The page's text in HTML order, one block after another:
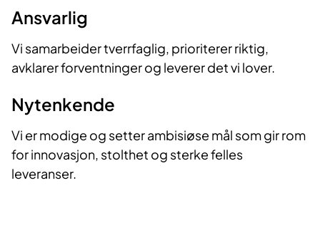
Ansvarlig
Vi samarbeider tverrfaglig, prioriterer riktig,
avklarer forventninger og leverer det vi lover.
Nytenkende
Vi er modige og setter ambisiøse mål som gir rom
for innovasjon, stolthet og sterke felles
leveranser.